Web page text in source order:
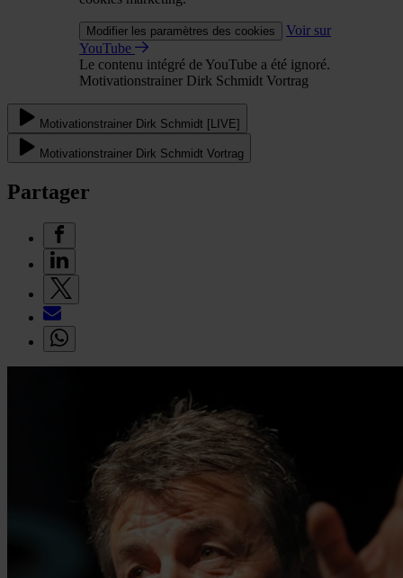
Modifier les paramètres des cookies
Voir sur
YouTube
Le contenu intégré de YouTube a été ignoré.
Motivationstrainer Dirk Schmidt Vortrag
Motivationstrainer Dirk Schmidt [LIVE]
Motivationstrainer Dirk Schmidt Vortrag
Partager